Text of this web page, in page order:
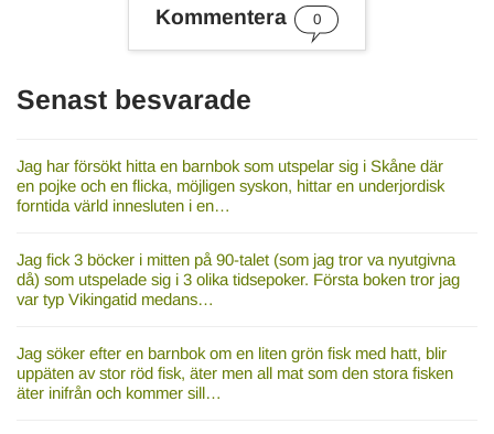
Kommentera 0
Senast besvarade
Jag har försökt hitta en barnbok som utspelar sig i Skåne där
en pojke och en flicka, möjligen syskon, hittar en underjordisk
forntida värld innesluten i en…
Jag fick 3 böcker i mitten på 90-talet (som jag tror va nyutgivna
då) som utspelade sig i 3 olika tidsepoker. Första boken tror jag
var typ Vikingatid medans…
Jag söker efter en barnbok om en liten grön fisk med hatt, blir
uppäten av stor röd fisk, äter men all mat som den stora fisken
äter inifrån och kommer sill…